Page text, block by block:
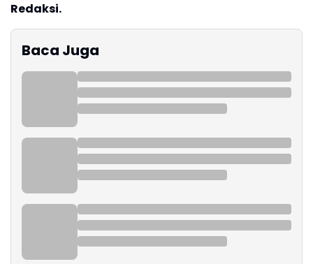
Redaksi.
Baca Juga